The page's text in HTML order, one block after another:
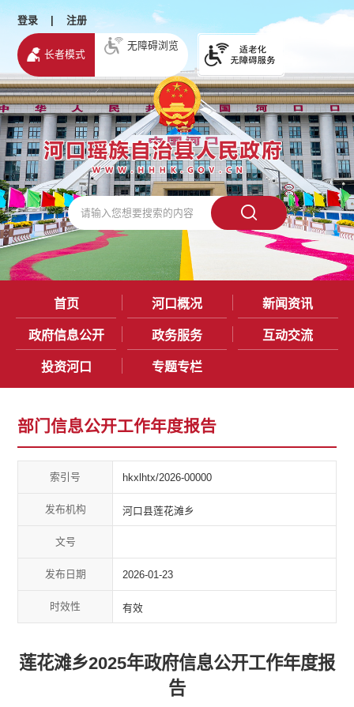
登录 | 注册
长者模式
无障碍浏览
首页 河口概况 新闻资讯
政府信息公开 政务服务 互动交流
投资河口 专题专栏
部门信息公开工作年度报告
索引号 hkxlhtx/2026-00000
发布机构 河口县莲花滩乡
文号
发布日期 2026-01-23
时效性 有效
莲花滩乡2025年政府信息公开工作年度报
告